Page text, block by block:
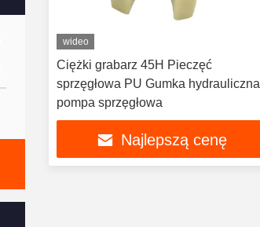
wideo
Ciężki grabarz 45H Pieczęć
sprzęgłowa PU Gumka hydrauliczna
pompa sprzęgłowa
Najlepszą cenę